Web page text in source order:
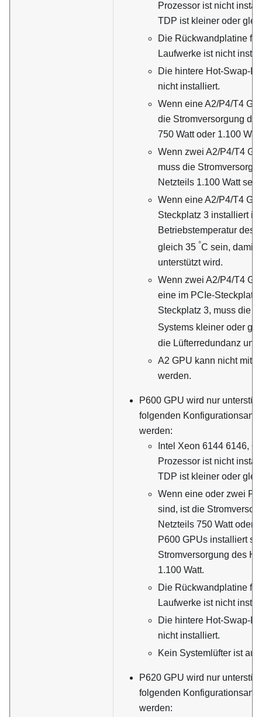
Prozessor ist nicht
TDP ist kleiner oder
Die Rückwandplatine
Laufwerke ist nicht
Die hintere Hot-Swap-
nicht installiert.
Wenn eine A2/P4/T4
die Stromversorgung
750 Watt oder 1.100
Wenn zwei A2/P4/T4
muss die
Netzteils 1.100 Watt sein.
Wenn eine A2/P4/T4
Steckplatz 3 installiert
Betriebstemperatur des
gleich 35 °C sein, damit
unterstützt wird.
Wenn zwei A2/P4/T4
eine im PCIe-Steckplatz
Steckplatz 3, muss die
Systems kleiner oder
die Lüfterredundanz
A2 GPU kann nicht mit
werden.
P600 GPU wird nur
folgenden
werden:
Intel Xeon 6144 6146,
Prozessor ist nicht
TDP ist kleiner oder
Wenn eine oder zwei
sind, ist die
Netzteils 750 Watt oder
P600 GPUs installiert
Stromversorgung des
1.100 Watt.
Die Rückwandplatine
Laufwerke ist nicht
Die hintere Hot-Swap-
nicht installiert.
Kein Systemlüfter ist
P620 GPU wird nur
folgenden
werden: